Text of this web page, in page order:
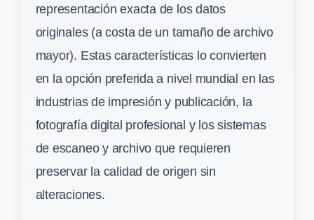
representación exacta de los datos
originales (a costa de un tamaño de archivo
mayor). Estas características lo convierten
en la opción preferida a nivel mundial en las
industrias de impresión y publicación, la
fotografía digital profesional y los sistemas
de escaneo y archivo que requieren
preservar la calidad de origen sin
alteraciones.